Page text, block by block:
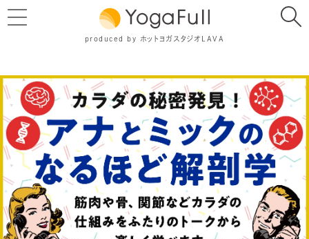
produced by ホットヨガスタジオLAVA